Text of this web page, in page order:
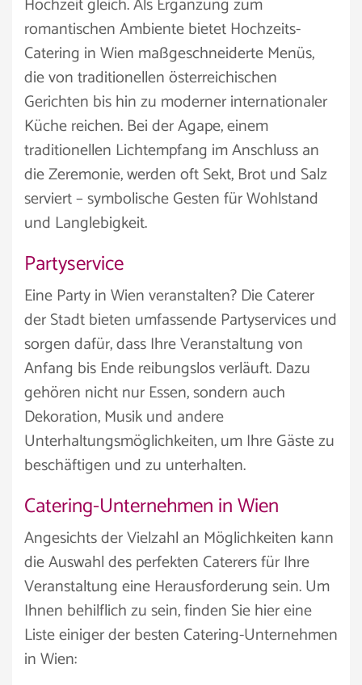
romantischen Ambiente bietet Hochzeits-
Catering in Wien maßgeschneiderte Menüs,
die von traditionellen österreichischen
Gerichten bis hin zu moderner internationaler
Küche reichen. Bei der Agape, einem
traditionellen Lichtempfang im Anschluss an
die Zeremonie, werden oft Sekt, Brot und Salz
serviert – symbolische Gesten für Wohlstand
und Langlebigkeit.
Partyservice
Eine Party in Wien veranstalten? Die Caterer
der Stadt bieten umfassende Partyservices und
sorgen dafür, dass Ihre Veranstaltung von
Anfang bis Ende reibungslos verläuft. Dazu
gehören nicht nur Essen, sondern auch
Dekoration, Musik und andere
Unterhaltungsmöglichkeiten, um Ihre Gäste zu
beschäftigen und zu unterhalten.
Catering-Unternehmen in Wien
Angesichts der Vielzahl an Möglichkeiten kann
die Auswahl des perfekten Caterers für Ihre
Veranstaltung eine Herausforderung sein. Um
Ihnen behilflich zu sein, finden Sie hier eine
Liste einiger der besten Catering-Unternehmen
in Wien: